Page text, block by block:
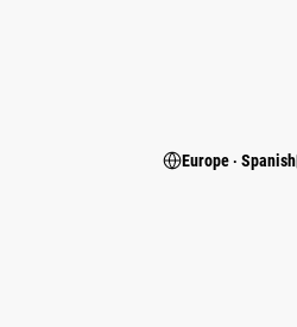
Europe ‧ Spanish